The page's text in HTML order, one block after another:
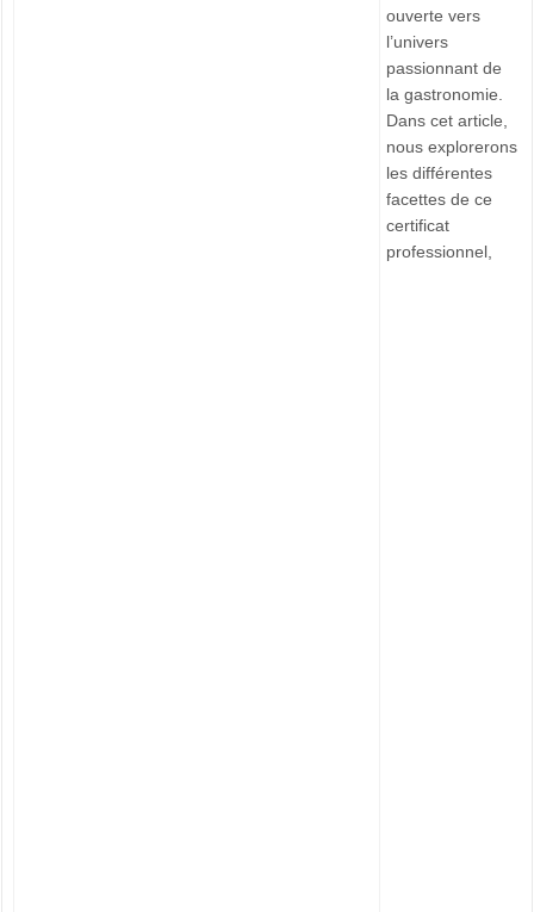
ouverte vers
l’univers
passionnant de
la gastronomie.
Dans cet article,
nous explorerons
les différentes
facettes de ce
certificat
professionnel,